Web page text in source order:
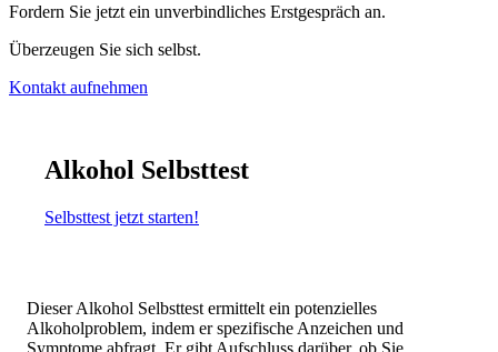
Fordern Sie jetzt ein unverbindliches Erstgespräch an.
Überzeugen Sie sich selbst.
Kontakt aufnehmen
Alkohol Selbsttest
Selbsttest jetzt starten!
Dieser Alkohol Selbsttest ermittelt ein potenzielles
Alkoholproblem, indem er spezifische Anzeichen und
Symptome abfragt. Er gibt Aufschluss darüber, ob Sie